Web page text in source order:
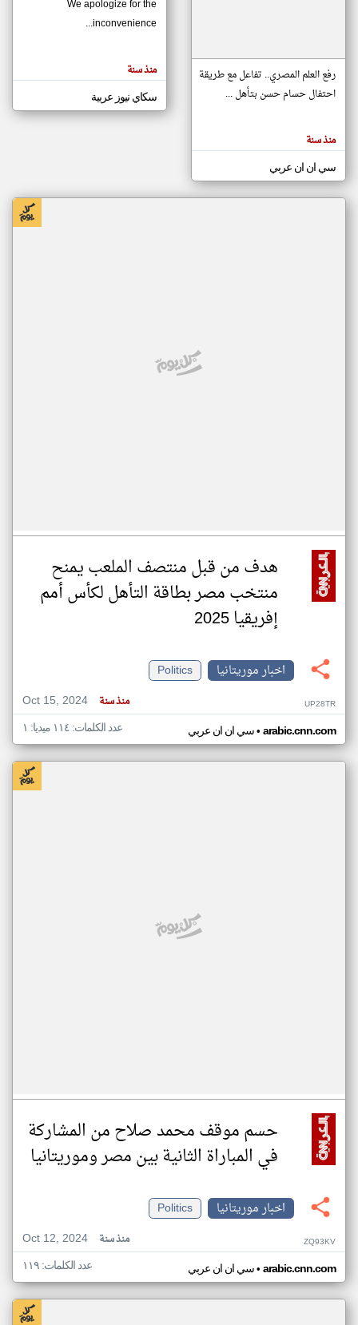
مصادر الأخبار من موريتانيا
اخبار موريتانيا على مدار الساعة
أهم اخبار موريتانيا العاجلة والمباشرة
المقالات
الموجوده
هنا عن
رفع العلم المصري.. تفاعل مع طريقة
احتفال حسام حسن بتأهل ...
منذ سنة
سي ان ان عربي
We apologize for the
inconvenience...
منذ سنة
سكاي نيوز عربية
هدف من قبل منتصف الملعب يمنح
منتخب مصر بطاقة التأهل لكأس أمم
إفريقيا 2025
اخبار موريتانيا
Politics
Oct 15, 2024
منذ سنة UP28TR
سي ان ان عربي• arabic.cnn.com عدد الكلمات: ١١٤ ميديا: ١
حسم موقف محمد صلاح من المشاركة
في المباراة الثانية بين مصر وموريتانيا
اخبار موريتانيا
Politics
Oct 12, 2024
منذ سنة ZQ93KV
سي ان ان عربي• arabic.cnn.com عدد الكلمات: ١١٩
klyoum.com